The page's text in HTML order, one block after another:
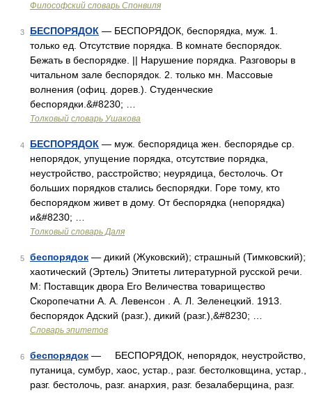
Философский словарь Спонвиля
3 БЕСПОРЯДОК — БЕСПОРЯДОК, беспорядка, муж. 1.
только ед. Отсутствие порядка. В комнате беспорядок.
Бежать в беспорядке. || Нарушение порядка. Разговоры в
читальном зале беспорядок. 2. только мн. Массовые
волнения (офиц. дорев.). Студенческие
беспорядки.&#8230; …
Толковый словарь Ушакова
4 БЕСПОРЯДОК — муж. беспорядица жен. беспорядье ср.
непорядок, упущение порядка, отсутствие порядка,
неустройство, расстройство; неурядица, бестолочь. От
больших порядков стались беспорядки. Горе тому, кто
беспорядком живет в дому. От беспорядка (непорядка)
и&#8230; …
Толковый словарь Даля
5 беспорядок — дикий (Жуковский); страшный (Тимковский);
хаотический (Эртель) Эпитеты литературной русской речи.
М: Поставщик двора Его Величества товарищество
Скоропечатни А. А. Левенсон . А. Л. Зеленецкий. 1913.
беспорядок Адский (разг.), дикий (разг.),&#8230; …
Словарь эпитетов
6 беспорядок — БЕСПОРЯДОК, непорядок, неустройство,
путаница, сумбур, хаос, устар., разг. бестолковщина, устар.,
разг. бестолочь, разг. анархия, разг. безалаберщина, разг.